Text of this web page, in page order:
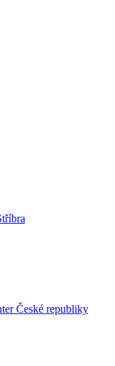
České republiky